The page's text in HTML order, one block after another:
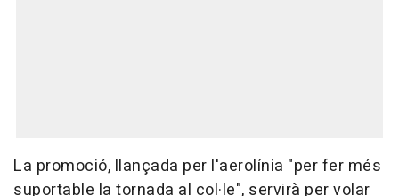
La promoció, llançada per l'aerolínia "per fer més
suportable la tornada al col·le", servirà per volar